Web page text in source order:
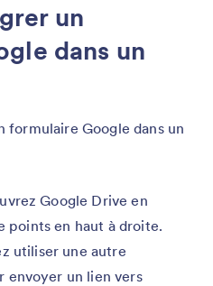
un
dans un
Google dans un
Google Drive en
points en haut à droite.
utiliser une autre
envoyer un lien vers